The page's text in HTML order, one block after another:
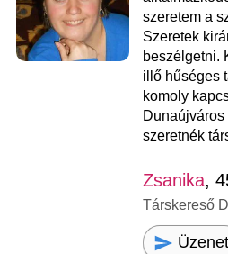
szeretem a
Szeretek
beszélgetni.
illő hűséges
komoly
Dunaújváros
szeretnék
Zsanika,
Társkereső
Üzenet